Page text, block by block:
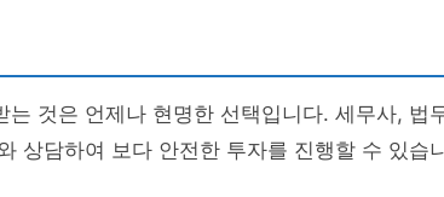
는 것은 언제나 현명한 선택입니다. 세무사, 법
상담하여 보다 안전한 투자를 진행할 수 있습